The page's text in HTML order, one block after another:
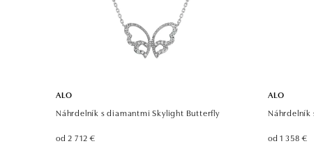
ALO
Náhrdelník s diamantmi Skylight Butterfly
od 2 712 €
ALO
Náhrdelník
od 1 358 €